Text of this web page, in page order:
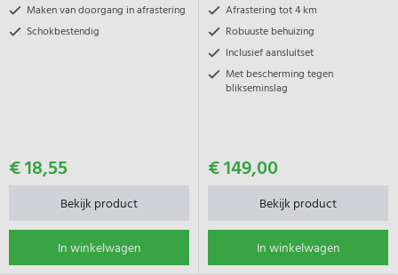
Maken van doorgang in afrastering
Schokbestendig
€ 18,55
Bekijk product
In winkelwagen
Afrastering tot 4 km
Robuuste behuizing
Inclusief aansluitset
Met bescherming tegen
blikseminslag
€ 149,00
Bekijk product
In winkelwagen